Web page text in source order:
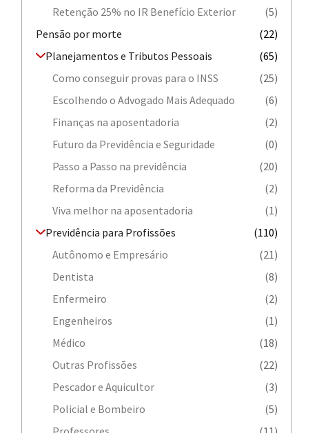
Retenção 25% no IR Benefício Exterior
(5)
Pensão por morte
(22)
Planejamentos e Tributos Pessoais
(65)
Como conseguir provas para o INSS
(25)
Escolhendo o Advogado Mais Adequado
(6)
Finanças na aposentadoria
(2)
Futuro da Previdência e Seguridade
(0)
Passo a Passo na previdência
(20)
Reforma da Previdência
(2)
Viva melhor na aposentadoria
(1)
Previdência para Profissões
(110)
Autônomo e Empresário
(21)
Dentista
(8)
Enfermeiro
(2)
Engenheiros
(1)
Médico
(18)
Outras Profissões
(22)
Pescador e Aquicultor
(3)
Policial e Bombeiro
(5)